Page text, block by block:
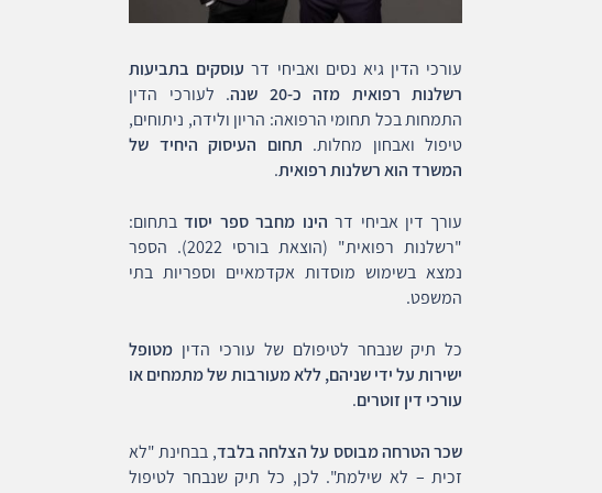
עורכי הדין גיא נסים ואביחי דר עוסקים בתביעות
רשלנות רפואית מזה כ-20 שנה
. לעורכי הדין
התמחות בכל תחומי הרפואה: הריון ולידה, ניתוחים,
טיפול ואבחון מחלות. תחום העיסוק היחיד של
המשרד הוא רשלנות רפואית.
עורך דין אביחי דר הינו מחבר ספר יסודבתחום:
"רשלנות רפואית" (הוצאת בורסי 2022). הספר
נמצא בשימוש מוסדות אקדמאיים וספריות בתי
המשפט.
כל תיק שנבחר לטיפולם של עורכי הדין מטופל
ישירות על ידי שניהם, ללא מעורבות של מתמחים או
עורכי דין זוטרים.
שכר הטרחה מבוסס על הצלחה בלבד, בבחינת "לא
זכית – לא שילמת". לכן, כל תיק שנבחר לטיפול